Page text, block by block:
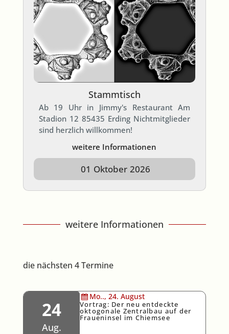
Stammtisch
Ab 19 Uhr in Jimmy's Restaurant Am
Stadion 12 85435 Erding Nichtmitglieder
sind herzlich willkommen!
weitere Informationen
01 Oktober 2026
weitere Informationen
die nächsten 4 Termine
24
Aug.
Mo.., 24. August
Vortrag: Der neu entdeckte
oktogonale Zentralbau auf der
Fraueninsel im Chiemsee